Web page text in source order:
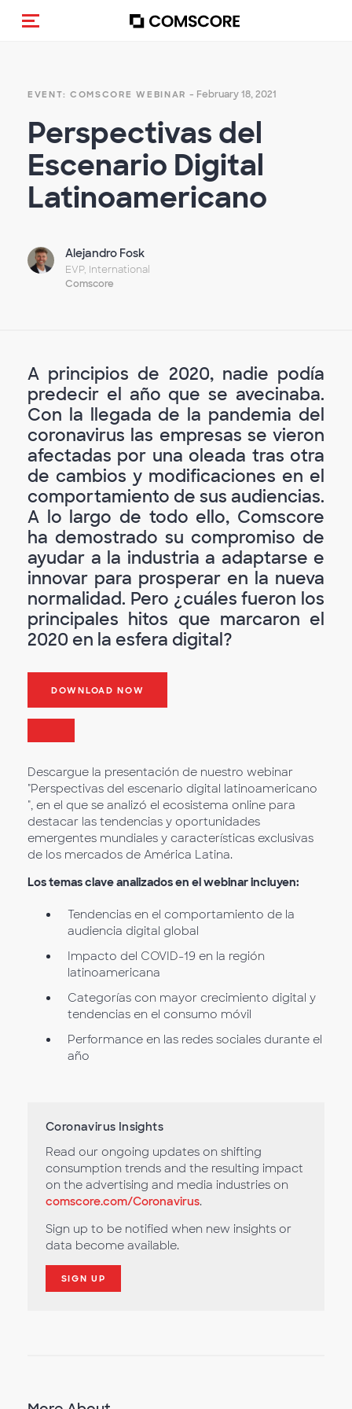
Toggle navigation
EVENT: COMSCORE WEBINAR - February 18, 2021
Perspectivas del
Escenario Digital
Latinoamericano
Alejandro Fosk
EVP, International
Comscore
A principios de 2020, nadie podía
predecir el año que se avecinaba.
Con la llegada de la pandemia del
coronavirus las empresas se vieron
afectadas por una oleada tras otra
de cambios y modificaciones en el
comportamiento de sus audiencias.
A lo largo de todo ello, Comscore
ha demostrado su compromiso de
ayudar a la industria a adaptarse e
innovar para prosperar en la nueva
normalidad. Pero ¿cuáles fueron los
principales hitos que marcaron el
2020 en la esfera digital?
DOWNLOAD NOW
Descargue la presentación de nuestro webinar
"Perspectivas del escenario digital latinoamericano
", en el que se analizó el ecosistema online para
destacar las tendencias y oportunidades
emergentes mundiales y características exclusivas
de los mercados de América Latina.
Los temas clave analizados en el webinar incluyen:
Tendencias en el comportamiento de la
audiencia digital global
Impacto del COVID-19 en la región
latinoamericana
Categorías con mayor crecimiento digital y
tendencias en el consumo móvil
Performance en las redes sociales durante el
año
Coronavirus Insights
Read our ongoing updates on shifting
consumption trends and the resulting impact
on the advertising and media industries on
comscore.com/Coronavirus.
Sign up to be notified when new insights or
data become available.
SIGN UP